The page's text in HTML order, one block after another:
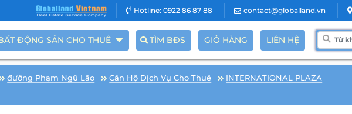
Hotline: 0922 86 87 88 contact@globalland.vn
ĐỘNG SẢN CHO THUÊ TÌM BĐS GIỎ HÀNG LIÊN HỆ
đường Phạm Ngũ Lão Căn Hộ Dịch Vụ Cho Thuê
INTERNATIONAL PLAZA